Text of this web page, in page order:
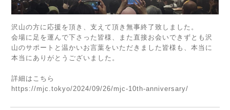
沢山の方に応援を頂き、支えて頂き無事終了致しました。
会場に足を運んで下さった皆様、また直接お会いできずとも沢
山のサポートと温かいお言葉をいただきました皆様も、本当に
本当にありがとうございました。
詳細はこちら
https://mjc.tokyo/2024/09/26/mjc-10th-anniversary/